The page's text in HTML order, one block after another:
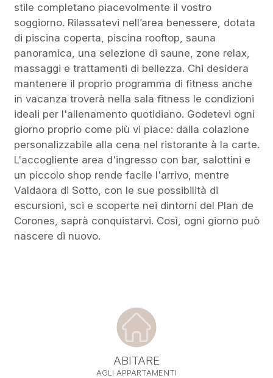
stile completano piacevolmente il vostro
soggiorno. Rilassatevi nell’area benessere, dotata
di piscina coperta, piscina rooftop, sauna
panoramica, una selezione di saune, zone relax,
massaggi e trattamenti di bellezza. Chi desidera
mantenere il proprio programma di fitness anche
in vacanza troverà nella sala fitness le condizioni
ideali per l'allenamento quotidiano. Godetevi ogni
giorno proprio come più vi piace: dalla colazione
personalizzabile alla cena nel ristorante à la carte.
L'accogliente area d'ingresso con bar, salottini e
un piccolo shop rende facile l'arrivo, mentre
Valdaora di Sotto, con le sue possibilità di
escursioni, sci e scoperte nei dintorni del Plan de
Corones, saprà conquistarvi. Così, ogni giorno può
nascere di nuovo.
ABITARE
AGLI APPARTAMENTI